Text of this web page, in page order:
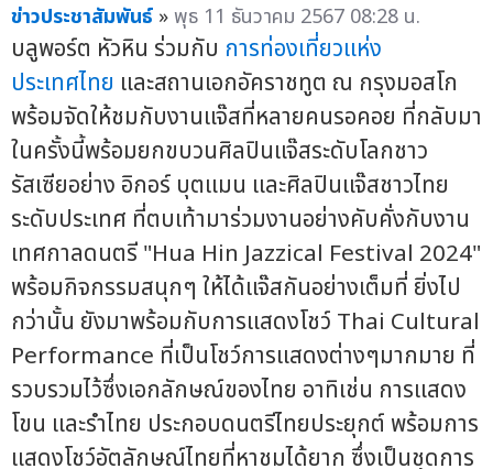
ข่าวประชาสัมพันธ์ »พุธ 11 ธันวาคม 2567 08:28 น.
บลูพอร์ต หัวหิน ร่วมกับ การท่องเที่ยวแห่ง
ประเทศไทย และสถานเอกอัคราชทูต ณ กรุงมอสโก
พร้อมจัดให้ชมกับงานแจ๊สที่หลายคนรอคอย ที่กลับมา
ในครั้งนี้พร้อมยกขบวนศิลปินแจ๊สระดับโลกชาว
รัสเซียอย่าง อิกอร์ บุตแมน และศิลปินแจ๊สชาวไทย
ระดับประเทศ ที่ตบเท้ามาร่วมงานอย่างคับคั่งกับงาน
เทศกาลดนตรี "Hua Hin Jazzical Festival 2024"
พร้อมกิจกรรมสนุกๆ ให้ได้แจ๊สกันอย่างเต็มที่ ยิ่งไป
กว่านั้น ยังมาพร้อมกับการแสดงโชว์ Thai Cultural
Performance ที่เป็นโชว์การแสดงต่างๆมากมาย ที่
รวบรวมไว้ซึ่งเอกลักษณ์ของไทย อาทิเช่น การแสดง
โขน และรำไทย ประกอบดนตรีไทยประยุกต์ พร้อมการ
แสดงโชว์อัตลักษณ์ไทยที่หาชมได้ยาก ซึ่งเป็นชุดการ